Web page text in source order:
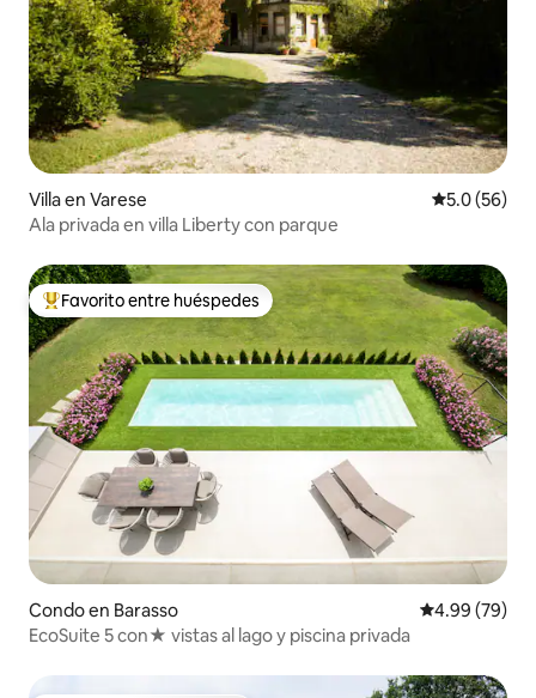
Villa en Varese Calificación
5.0 (56)
Ala privada en villa Liberty con parque
Favorito entre huéspedes preferido
Favorito entre huéspedes
Condo en Barasso Calificación
4.99 (79)
EcoSuite 5 con★ vistas al lago y piscina privada